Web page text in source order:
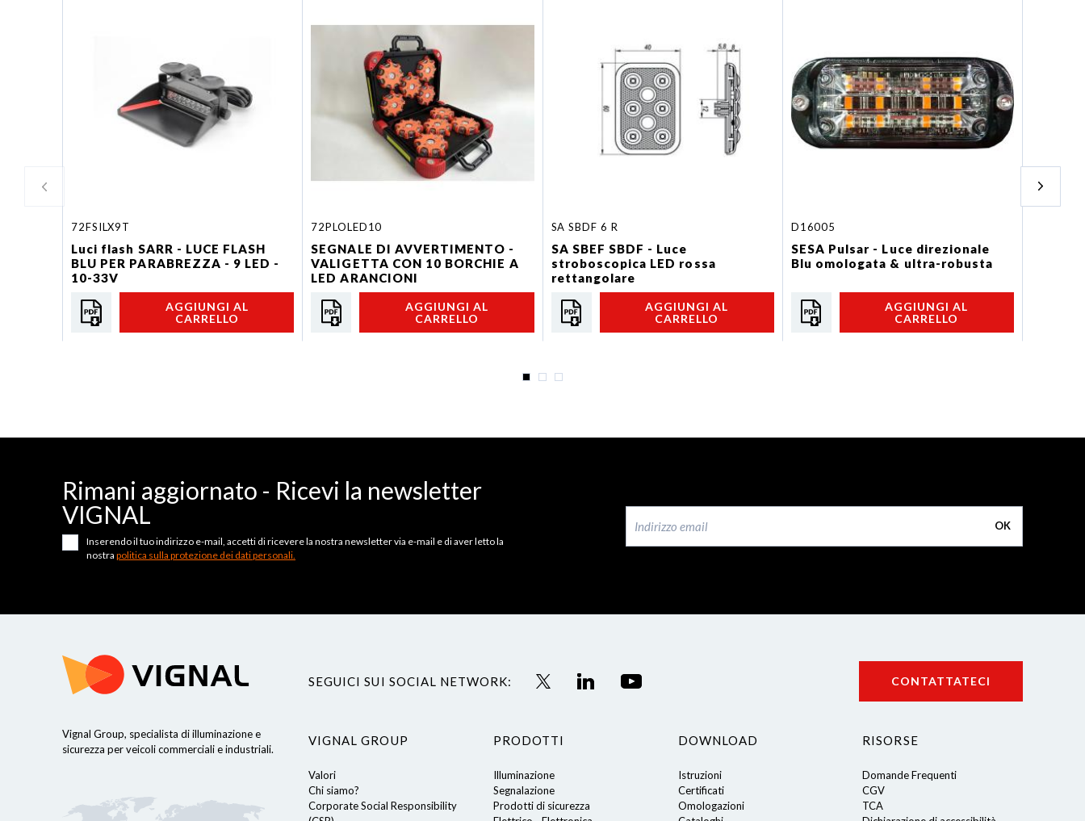
72FSILX9T
Luci flash SARR - LUCE FLASH
BLU PER PARABREZZA - 9 LED -
10-33V
AGGIUNGI AL
CARRELLO
72PLOLED10
SEGNALE DI AVVERTIMENTO -
VALIGETTA CON 10 BORCHIE A
LED ARANCIONI
AGGIUNGI AL
CARRELLO
SA SBDF 6 R
SA SBEF SBDF - Luce
stroboscopica LED rossa
rettangolare
AGGIUNGI AL
CARRELLO
D16005
SESA Pulsar - Luce direzionale
Blu omologata & ultra-robusta
AGGIUNGI AL
CARRELLO
Rimani aggiornato - Ricevi la newsletter
VIGNAL
OK
Inserendo il tuo indirizzo e-mail, accetti di ricevere la nostra newsletter via e-mail e di aver letto la
nostra politica sulla protezione dei dati personali.
Vignal Group, specialista di illuminazione e
sicurezza per veicoli commerciali e industriali.
SEGUICI SUI SOCIAL NETWORK: CONTATTATECI
VIGNAL GROUP
Valori
Chi siamo?
Corporate Social Responsibility
PRODOTTI
Illuminazione
Segnalazione
Prodotti di sicurezza
DOWNLOAD
Istruzioni
Certificati
Omologazioni
RISORSE
Domande Frequenti
CGV
TCA
Continua senza consenso